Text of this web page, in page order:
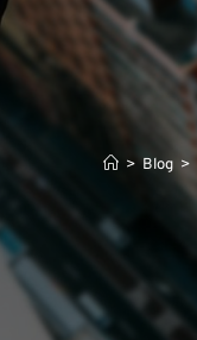
> Blog >